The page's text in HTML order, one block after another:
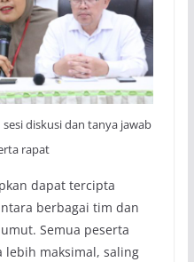
diskusi dan tanya jawab
rapat
dapat tercipta
berbagai tim dan
Semua peserta
lebih maksimal, saling